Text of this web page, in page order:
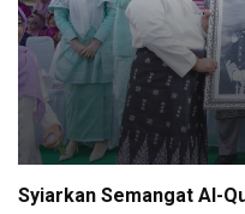
Syiarkan Semangat Al-